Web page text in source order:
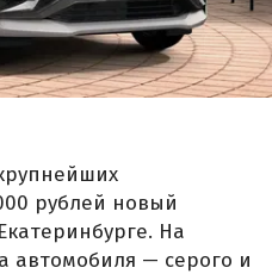
рублей новый
На
автомобиля — серого и